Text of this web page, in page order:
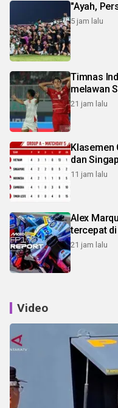
"Ayah,
5 jam lalu
Timnas
melawan
21 jam lalu
Klasemen
dan
11 jam lalu
Alex
tercepat di
21 jam lalu
Video